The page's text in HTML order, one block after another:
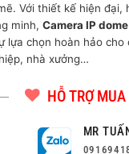
Với thiết kế hiện
minh,Camera IP
lựa chọn hoàn hảo
nhà xưởng…
HỖ TRỢ
MR